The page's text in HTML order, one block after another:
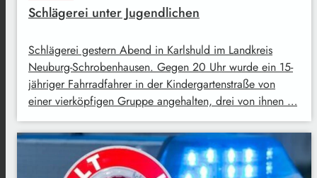
Schlägerei unter Jugendlichen
Schlägerei gestern Abend in Karlshuld im Landkreis
Neuburg-Schrobenhausen. Gegen 20 Uhr wurde ein 15-
jähriger Fahrradfahrer in der Kindergartenstraße von
einer vierköpfigen Gruppe angehalten, drei von ihnen …